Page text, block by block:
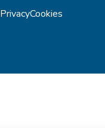
PrivacyCookies